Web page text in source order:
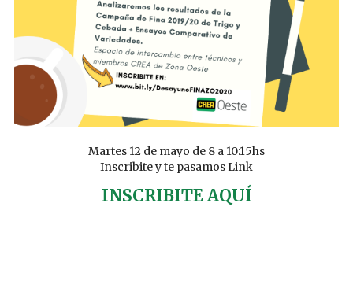
Martes 12 de mayo de 8 a 10:15hs
Inscribite y te pasamos Link
INSCRIBITE AQUÍ